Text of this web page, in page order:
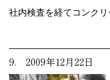
社内検査を経てコンク
9. 2009年12月22日